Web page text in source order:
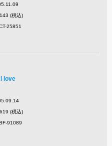
(税込)
25851
love
(税込)
91089